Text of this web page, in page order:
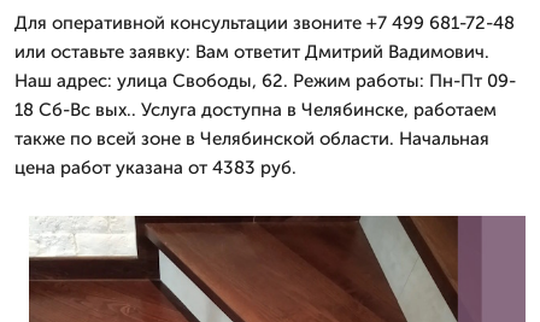
Для оперативной консультации звоните +7 499 681-72-48
или оставьте заявку: Вам ответит Дмитpий Вадимович.
Наш адрес: улица Свободы, 62. Режим работы: Пн-Пт 09-
18 Сб-Вс вых.. Услуга доступна в Челябинске, работаем
также по всей зоне в Челябинской области. Начальная
цена работ указана от 4383 руб.